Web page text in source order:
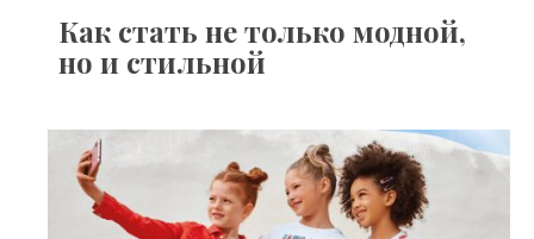
Как стать не только модной,
но и стильной